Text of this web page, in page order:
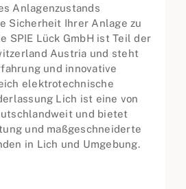
Anlagenzustands
Sicherheit Ihrer Anlage zu
SPIE Lück GmbH ist Teil der
Austria und steht
und innovative
elektrotechnische
Lich ist eine von
und bietet
und maßgeschneiderte
in Lich und Umgebung.